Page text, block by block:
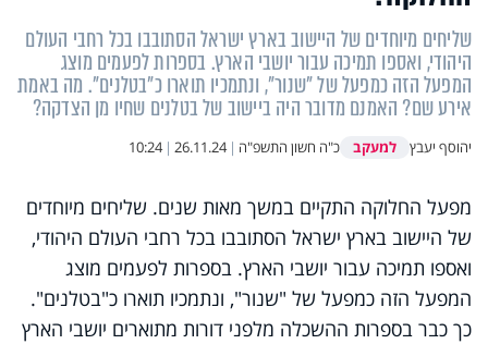
שליחים מיוחדים של היישוב בארץ ישראל הסתובבו בכל רחבי העולם
היהודי, ואספו תמיכה עבור יושבי הארץ. בספרות לפעמים מוצג
המפעל הזה כמפעל של "שנור", ונתמכיו תוארו כ"בטלנים". מה באמת
אירע שם? האמנם מדובר היה ביישוב של בטלנים שחיו מן הצדקה?
יהוסף יעבץ למעקב כ"ה חשון התשפ"ה |
26.11.24
|
10:24
מפעל החלוקה התקיים במשך מאות שנים. שליחים מיוחדים
של היישוב בארץ ישראל הסתובבו בכל רחבי העולם היהודי,
ואספו תמיכה עבור יושבי הארץ. בספרות לפעמים מוצג
המפעל הזה כמפעל של "שנור", ונתמכיו תוארו כ"בטלנים".
כך כבר בספרות ההשכלה מלפני דורות מתוארים יושבי הארץ